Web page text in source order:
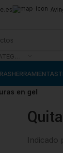
HERRAMIENTAS
en gel
Indicado